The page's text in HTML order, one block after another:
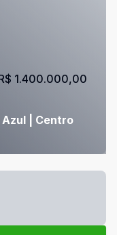
| Centro
1.400.000,00